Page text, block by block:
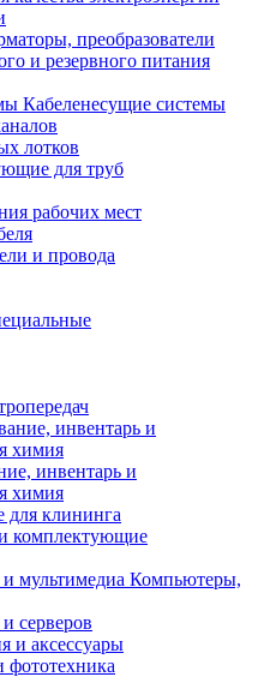
преобразователи
и резервного питания
Кабеленесущие системы
лотков
для труб
рабочих мест
и провода
инвентарь и
химия
клининга
комплектующие
Компьютеры,
серверов
и аксессуары
фототехника